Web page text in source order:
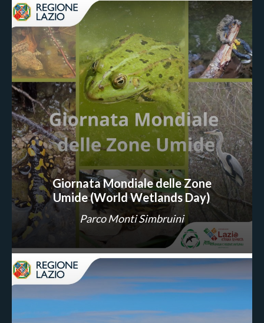
Giornata Mondiale delle Zone
Umide (World Wetlands Day)
Parco Monti Simbruini